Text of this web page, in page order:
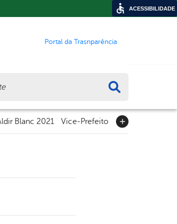
Portal da Trasnparência
Blanc 2021 Vice-Prefeito
ACESSIBILIDADE